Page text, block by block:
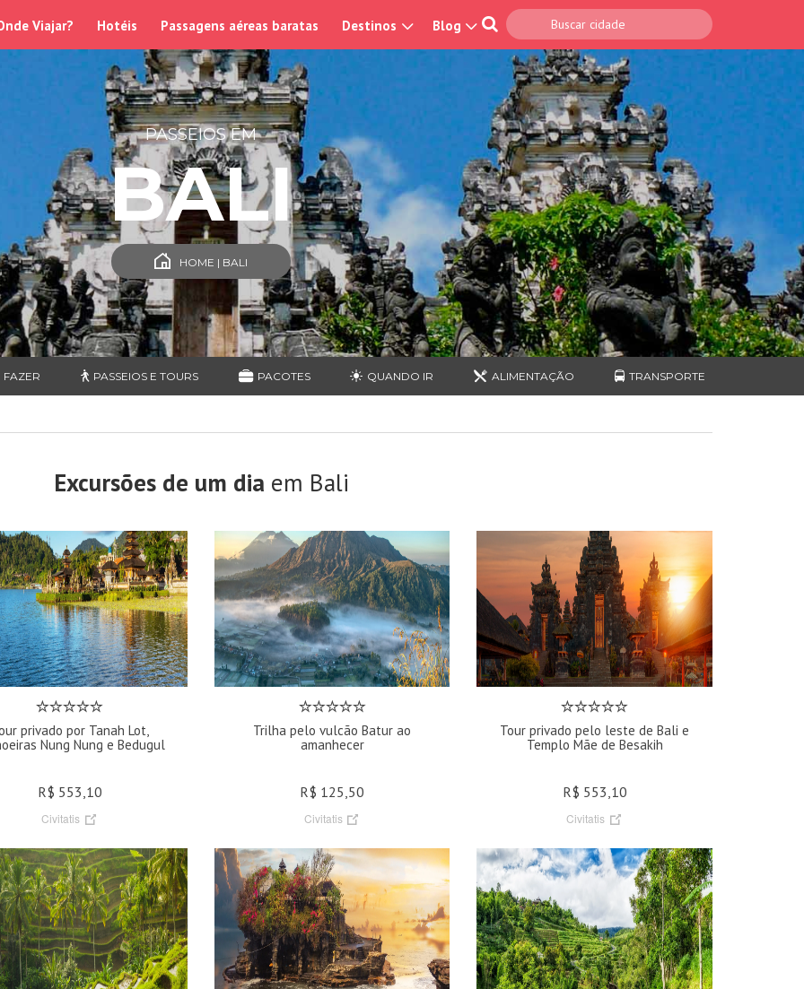
Viajar? Hotéis Passagens aéreas baratas Destinos Blog
PASSEIOS EM
BALI
HOME | BALI
PASSEIOS E TOURS PACOTES QUANDO IR ALIMENTAÇÃO TRANSPORTE
Excursões de um dia em Bali
privado por Tanah Lot,
Nung Nung e Bedugul
R$ 553,10
Civitatis
Trilha pelo vulcão Batur ao
amanhecer
R$ 125,50
Civitatis
Tour privado pelo leste de Bali e
Templo Mãe de Besakih
R$ 553,10
Civitatis